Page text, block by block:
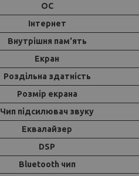
ОС
Інтернет
Внутрішня пам'ять
Екран
Роздільна здатність
Розмір екрана
Чип підсилювач звуку
Еквалайзер
DSP
Bluetooth чип